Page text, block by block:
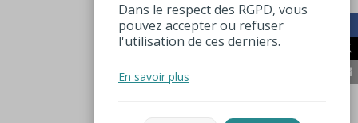
Dans le respect des RGPD, vous
pouvez accepter ou refuser
l'utilisation de ces derniers.
En savoir plus